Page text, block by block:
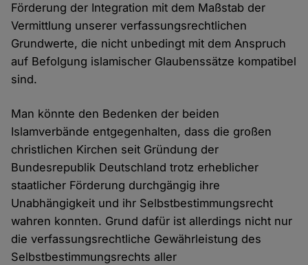
Förderung der Integration mit dem Maßstab der
Vermittlung unserer verfassungsrechtlichen
Grundwerte, die nicht unbedingt mit dem Anspruch
auf Befolgung islamischer Glaubenssätze kompatibel
sind.
Man könnte den Bedenken der beiden
Islamverbände entgegenhalten, dass die großen
christlichen Kirchen seit Gründung der
Bundesrepublik Deutschland trotz erheblicher
staatlicher Förderung durchgängig ihre
Unabhängigkeit und ihr Selbstbestimmungsrecht
wahren konnten. Grund dafür ist allerdings nicht nur
die verfassungsrechtliche Gewährleistung des
Selbstbestimmungsrechts aller